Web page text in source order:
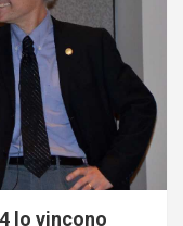
lo vincono